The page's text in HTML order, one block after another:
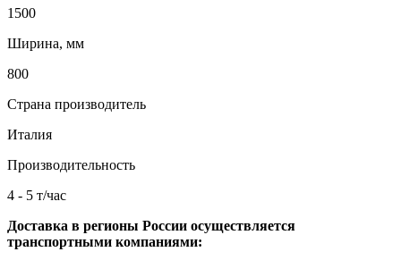
1500
Ширина, мм
800
Страна производитель
Италия
Производительность
4 - 5 т/час
Доставка в регионы России осуществляется
транспортными компаниями: